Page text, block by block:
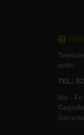
unter:
TEL:
Mo -